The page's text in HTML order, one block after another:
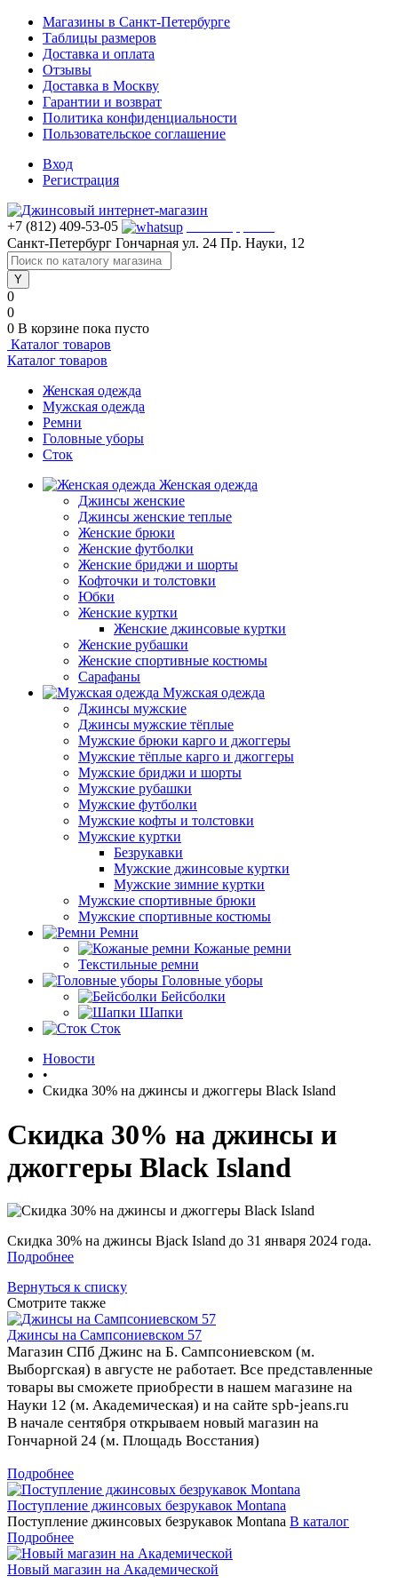
Магазины в Санкт-Петербурге
Таблицы размеров
Доставка и оплата
Отзывы
Доставка в Москву
Гарантии и возврат
Политика конфиденциальности
Пользовательское соглашение
Вход
Регистрация
+7 (812) 409-53-05
Санкт-Петербург Гончарная ул. 24 Пр. Науки, 12
0
0
0 В корзине пока пусто
Каталог товаров
Каталог товаров
Женская одежда
Мужская одежда
Ремни
Головные уборы
Сток
Женская одежда
Джинсы женские
Джинсы женские теплые
Женские брюки
Женские футболки
Женские бриджи и шорты
Кофточки и толстовки
Юбки
Женские куртки
Женские джинсовые куртки
Женские рубашки
Женские спортивные костюмы
Сарафаны
Мужская одежда
Джинсы мужские
Джинсы мужские тёплые
Мужские брюки карго и джоггеры
Мужские тёплые карго и джоггеры
Мужские бриджи и шорты
Мужские рубашки
Мужские футболки
Мужские кофты и толстовки
Мужские куртки
Безрукавки
Мужские джинсовые куртки
Мужские зимние куртки
Мужские спортивные брюки
Мужские спортивные костюмы
Ремни
Кожаные ремни
Текстильные ремни
Головные уборы
Бейсболки
Шапки
Сток
Новости
•
Скидка 30% на джинсы и джоггеры Black Island
Скидка 30% на джинсы и
джоггеры Black Island
Скидка 30% на джинсы Bjack Island до 31 января 2024 года.
Подробнее
Вернуться к списку
Смотрите также
Джинсы на Сампсониевском 57
Магазин СПб Джинс на Б. Сампсониевском (м.
Выборгская) в августе не работает. Все представленные
товары вы сможете приобрести в нашем магазине на
Науки 12 (м. Академическая) и на сайте spb-jeans.ru
В начале сентября открываем новый магазин на
Гончарной 24 (м. Площадь Восстания)
Подробнее
Поступление джинсовых безрукавок Montana
Поступление джинсовых безрукавок Montana В каталог
Подробнее
Новый магазин на Академической